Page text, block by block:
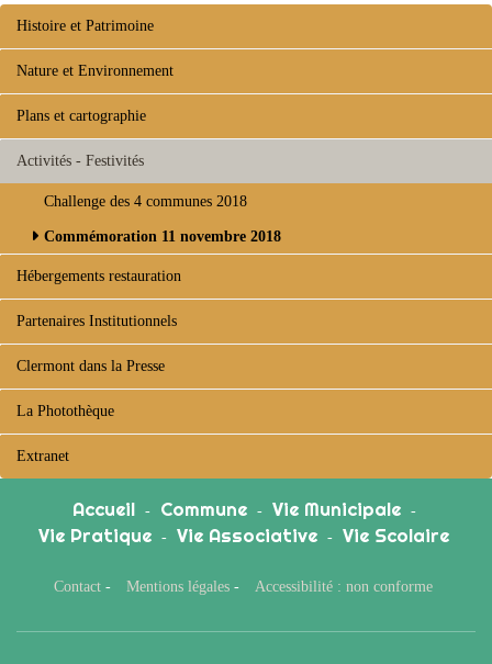
Histoire et Patrimoine
Nature et Environnement
Plans et cartographie
Activités - Festivités
Challenge des 4 communes 2018
Commémoration 11 novembre 2018
Hébergements restauration
Partenaires Institutionnels
Clermont dans la Presse
La Photothèque
Extranet
Accueil - Commune - Vie Municipale -
Vie Pratique - Vie Associative - Vie Scolaire
Contact - Mentions légales - Accessibilité : non conforme